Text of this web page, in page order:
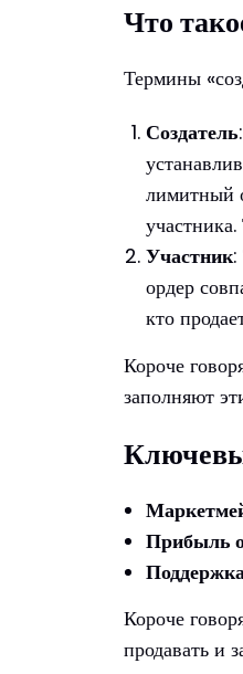
Что
Термины
Создатель
лимитный
Участник:
ордер
кто
Короче
заполняют
Прибыль
Короче
продавать и